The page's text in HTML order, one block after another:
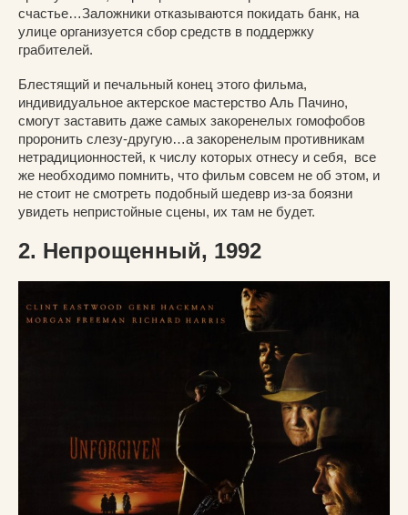
счастье…Заложники отказываются покидать банк, на
улице организуется сбор средств в поддержку
грабителей.
Блестящий и печальный конец этого фильма,
индивидуальное актерское мастерство Аль Пачино,
смогут заставить даже самых закоренелых гомофобов
проронить слезу-другую…а закоренелым противникам
нетрадиционностей, к числу которых отнесу и себя, все
же необходимо помнить, что фильм совсем не об этом, и
не стоит не смотреть подобный шедевр из-за боязни
увидеть непристойные сцены, их там не будет.
2. Непрощенный, 1992